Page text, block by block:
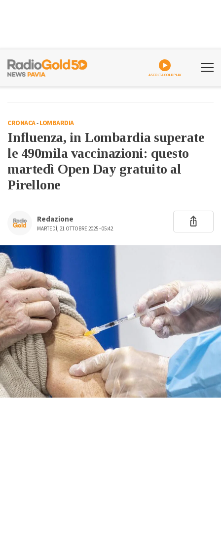
ASCOLTA GOLDPLAY
CRONACA-LOMBARDIA
Influenza, in Lombardia superate
le 490mila vaccinazioni: questo
martedì Open Day gratuito al
Pirellone
Redazione
MARTEDÌ, 21 OTTOBRE 2025 - 05:42